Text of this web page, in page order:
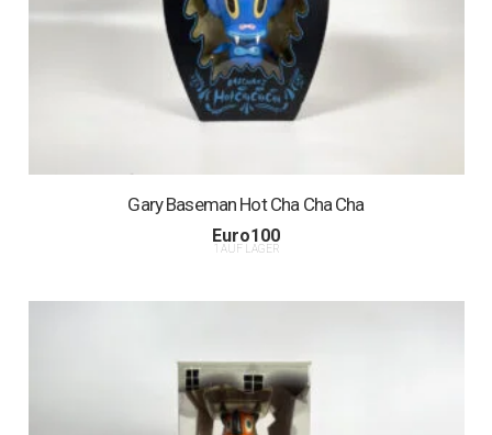
Gary Baseman Hot Cha Cha Cha
Euro100
1 AUF LAGER